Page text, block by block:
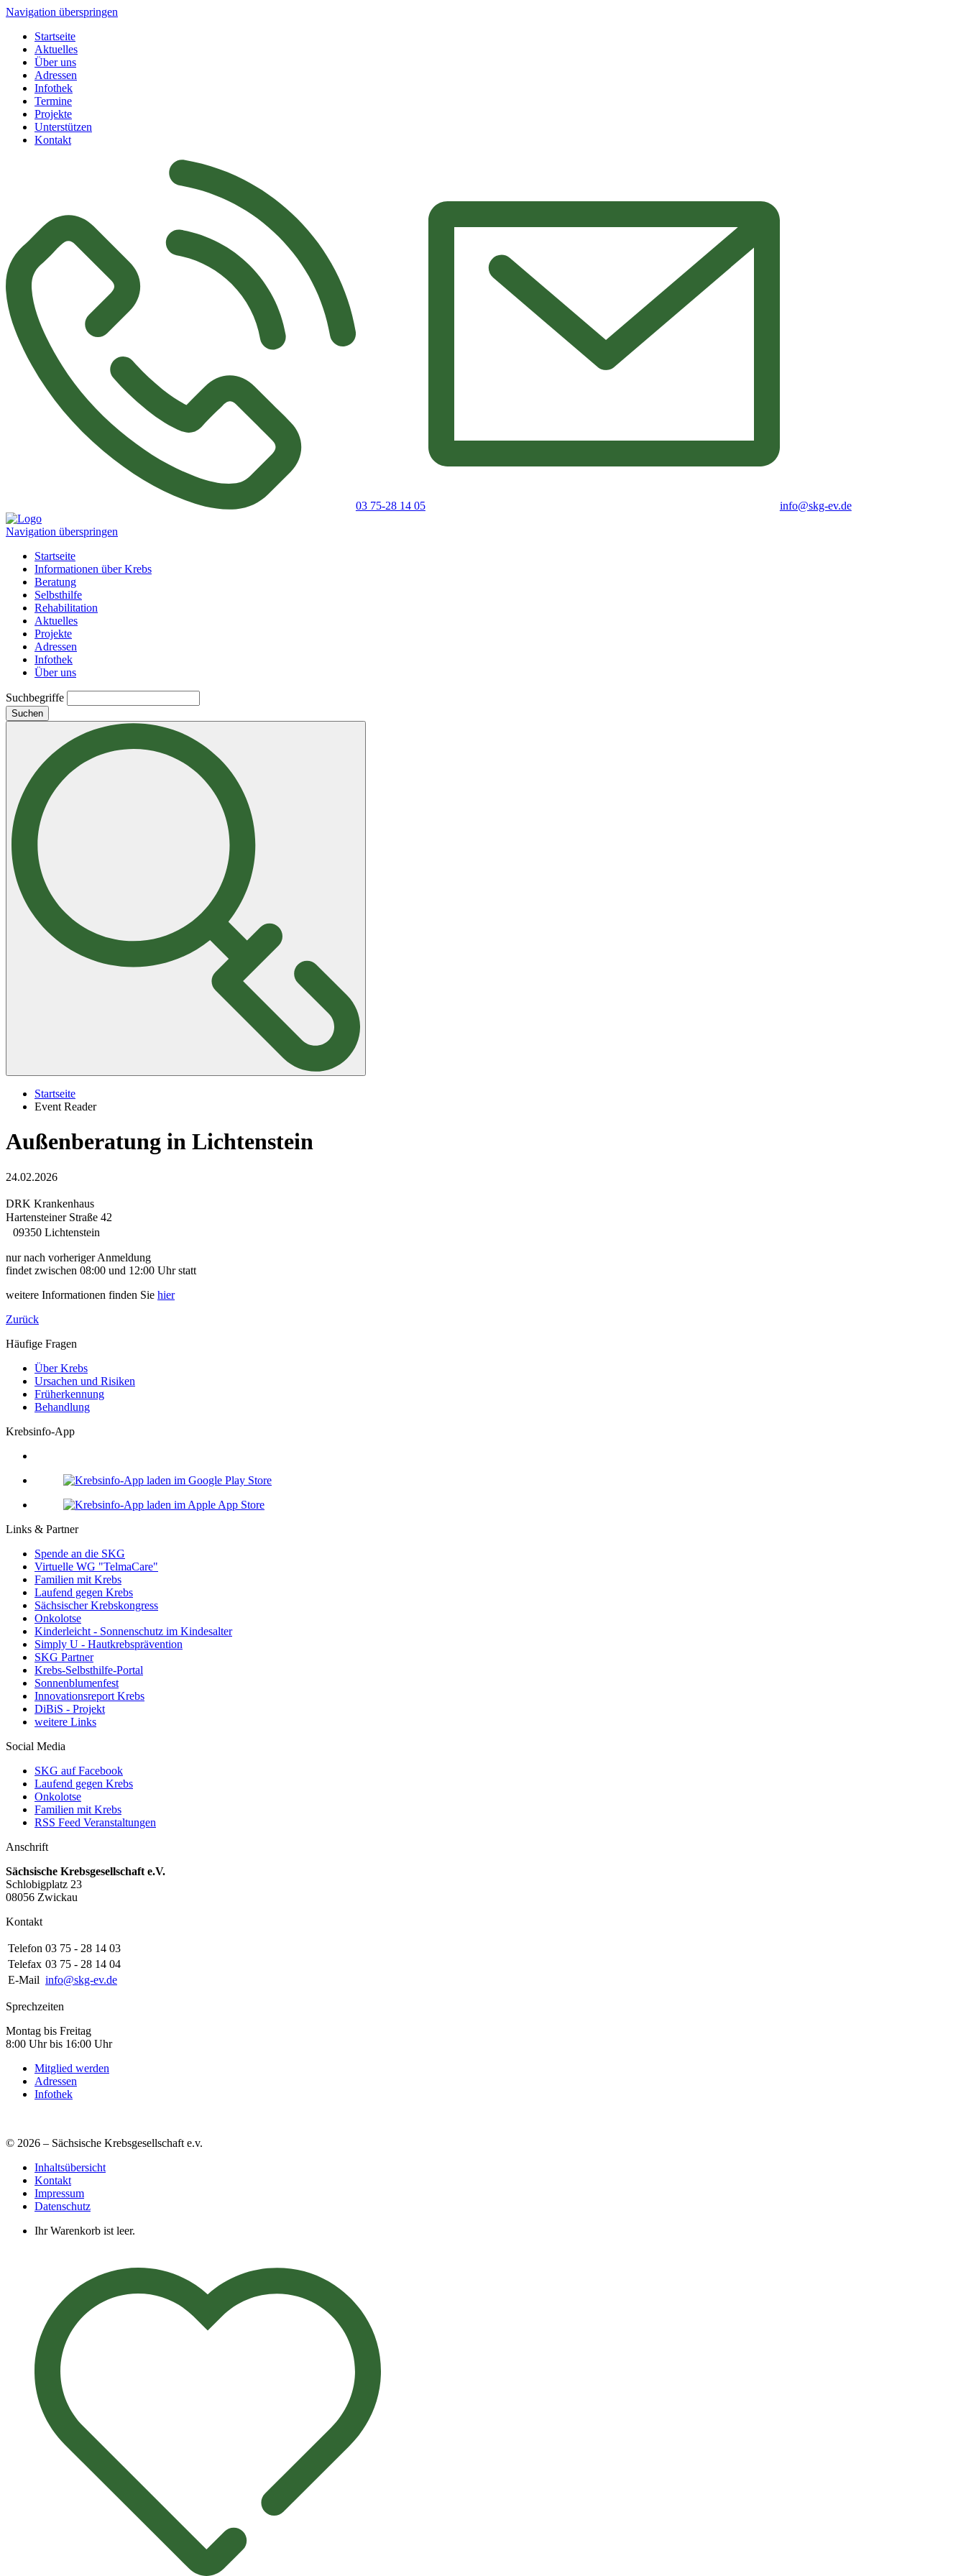
Navigation überspringen
Startseite
Aktuelles
Über uns
Adressen
Infothek
Termine
Projekte
Unterstützen
Kontakt
03 75-28 14 05 info@skg-ev.de
Navigation überspringen
Startseite
Informationen über Krebs
Beratung
Selbsthilfe
Rehabilitation
Aktuelles
Projekte
Adressen
Infothek
Über uns
Suchbegriffe
Suchen
Startseite
Event Reader
Außenberatung in Lichtenstein
24.02.2026
DRK Krankenhaus
Hartensteiner Straße 42
09350 Lichtenstein
nur nach vorheriger Anmeldung
findet zwischen 08:00 und 12:00 Uhr statt
weitere Informationen finden Sie hier
Zurück
Häufige Fragen
Über Krebs
Ursachen und Risiken
Früherkennung
Behandlung
Krebsinfo-App
Links & Partner
Spende an die SKG
Virtuelle WG "TelmaCare"
Familien mit Krebs
Laufend gegen Krebs
Sächsischer Krebskongress
Onkolotse
Kinderleicht - Sonnenschutz im Kindesalter
Simply U - Hautkrebsprävention
SKG Partner
Krebs-Selbsthilfe-Portal
Sonnenblumenfest
Innovationsreport Krebs
DiBiS - Projekt
weitere Links
Social Media
SKG auf Facebook
Laufend gegen Krebs
Onkolotse
Familien mit Krebs
RSS Feed Veranstaltungen
Anschrift
Sächsische Krebsgesellschaft e.V.
Schlobigplatz 23
08056 Zwickau
Kontakt
Telefon 03 75 - 28 14 03
Telefax 03 75 - 28 14 04
E-Mail info@skg-ev.de
Sprechzeiten
Montag bis Freitag
8:00 Uhr bis 16:00 Uhr
Mitglied werden
Adressen
Infothek
© 2026 – Sächsische Krebsgesellschaft e.v.
Inhaltsübersicht
Kontakt
Impressum
Datenschutz
Ihr Warenkorb ist leer.